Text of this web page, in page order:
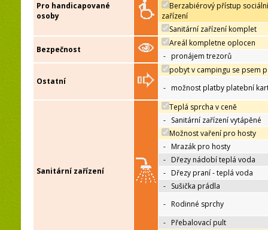
Pro handicapované
osoby
Berzabiérový přístup sociální
zařízení
Sanitární zařízení komplet
Bezpečnost
Areál kompletne oplocen
- pronájem trezorů
Ostatní
pobyt v campingu se psem
- možnost platby platební
Sanitární zařízení
Teplá sprcha v ceně
- Sanitární zařízení vytápěné
Možnost vaření pro hosty
- Mrazák pro hosty
- Dřezy nádobí teplá voda
- Dřezy praní - teplá voda
- Sušička prádla
- Rodinné sprchy
- Přebalovací pult